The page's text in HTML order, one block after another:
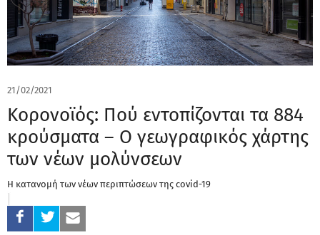
21/02/2021
Κορονοϊός: Πού εντοπίζονται τα 884
κρούσματα – Ο γεωγραφικός χάρτης
των νέων μολύνσεων
Η κατανομή των νέων περιπτώσεων της covid-19